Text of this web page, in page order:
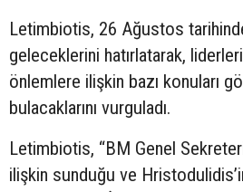
Letimbiotis, 26 Ağustos
geleceklerini hatırlatarak,
önlemlere ilişkin bazı konuları
bulacaklarını vurguladı.
Letimbiotis, “BM Genel
ilişkin sunduğu ve